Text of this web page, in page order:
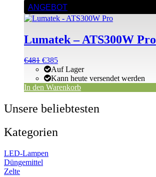
ANGEBOT
Lumatek – ATS300W Pro
Ursprünglicher
Preis
war:
€481
€481Aktueller
Preis
ist:
€481.
€385
Auf Lager
Kann heute versendet werden
In den Warenkorb
Unsere beliebtesten
Kategorien
LED-Lampen
Düngemittel
Zelte